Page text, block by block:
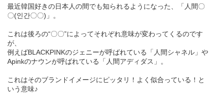
最近韓国好きの日本人の間でも知られるようになった、「人間〇
〇(인간〇〇)」。
これは後ろの“〇〇”によってそれぞれ意味が変わってくるのです
が、
例えばBLACKPINKのジェニーが呼ばれている「人間シャネル」や
Apinkのナウンが呼ばれている「人間アディダス」。
これはそのブランドイメージにピッタリ！よく似合っている！と
いう意味♪